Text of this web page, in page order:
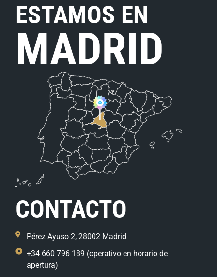
ESTAMOS EN
MADRID
CONTACTO
Pérez Ayuso 2, 28002 Madrid
+34 660 796 189 (operativo en horario de
apertura)